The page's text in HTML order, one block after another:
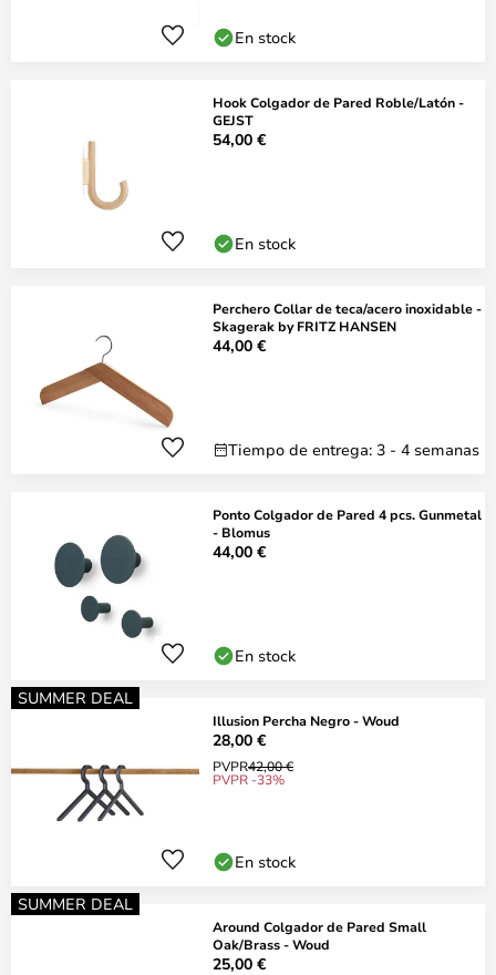
En stock
Hook Colgador de Pared Roble/Latón -
GEJST
54,00 €
En stock
Perchero Collar de teca/acero inoxidable -
Skagerak by FRITZ HANSEN
44,00 €
Tiempo de entrega: 3 - 4 semanas
Ponto Colgador de Pared 4 pcs. Gunmetal
- Blomus
44,00 €
En stock
SUMMER DEAL
Illusion Percha Negro - Woud
28,00 €
PVPR42,00 €
PVPR -33%
En stock
SUMMER DEAL
Around Colgador de Pared Small
Oak/Brass - Woud
25,00 €